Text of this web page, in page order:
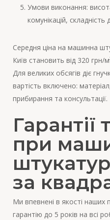
Умови виконання:
комунікацій, складність
Середня ціна на машинна
Київ становить від 320 грн/
Для великих обсягів діє
вартість включено:
прибирання та консультації.
Гарантії
при
за
Ми впевнені в якості наших
гарантію до 5 років на всі